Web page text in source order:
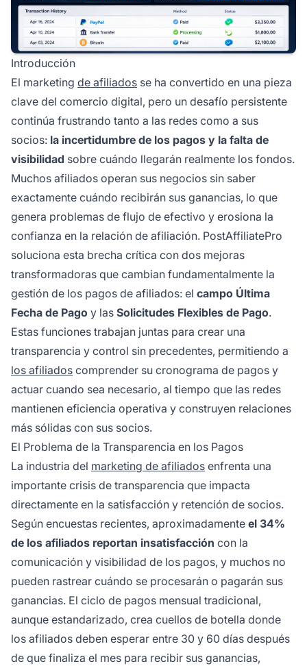
Introducción
El marketing de afiliados se ha convertido en una pieza
clave del comercio digital, pero un desafío persistente
continúa frustrando tanto a las redes como a sus
socios: la incertidumbre de los pagos y la falta de
visibilidad sobre cuándo llegarán realmente los fondos.
Muchos afiliados operan sus negocios sin saber
exactamente cuándo recibirán sus ganancias, lo que
genera problemas de flujo de efectivo y erosiona la
confianza en la relación de afiliación. PostAffiliatePro
soluciona esta brecha crítica con dos mejoras
transformadoras que cambian fundamentalmente la
gestión de los pagos de afiliados: el campo Última
Fecha de Pago y las Solicitudes Flexibles de Pago.
Estas funciones trabajan juntas para crear una
transparencia y control sin precedentes, permitiendo a
los afiliados comprender su cronograma de pagos y
actuar cuando sea necesario, al tiempo que las redes
mantienen eficiencia operativa y construyen relaciones
más sólidas con sus socios.
El Problema de la Transparencia en los Pagos
La industria del marketing de afiliados enfrenta una
importante crisis de transparencia que impacta
directamente en la satisfacción y retención de socios.
Según encuestas recientes, aproximadamente el 34%
de los afiliados reportan insatisfacción con la
comunicación y visibilidad de los pagos, y muchos no
pueden rastrear cuándo se procesarán o pagarán sus
ganancias. El ciclo de pagos mensual tradicional,
aunque estandarizado, crea cuellos de botella donde
los afiliados deben esperar entre 30 y 60 días después
de que finaliza el mes para recibir sus ganancias,